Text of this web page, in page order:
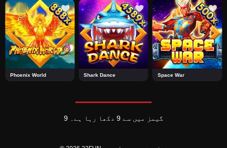
Phoenix World Shark Dance Space War
9 گیمز میں سے 9 دکھا رہا ہے۔